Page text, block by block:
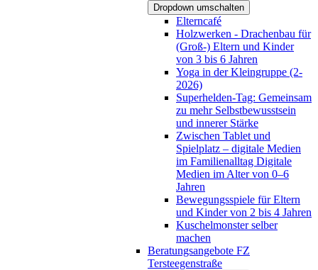
Dropdown umschalten
Elterncafé
Holzwerken - Drachenbau für
(Groß-) Eltern und Kinder
von 3 bis 6 Jahren
Yoga in der Kleingruppe (2-
2026)
Superhelden-Tag: Gemeinsam
zu mehr Selbstbewusstsein
und innerer Stärke
Zwischen Tablet und
Spielplatz – digitale Medien
im Familienalltag Digitale
Medien im Alter von 0–6
Jahren
Bewegungsspiele für Eltern
und Kinder von 2 bis 4 Jahren
Kuschelmonster selber
machen
Beratungsangebote FZ
Tersteegenstraße